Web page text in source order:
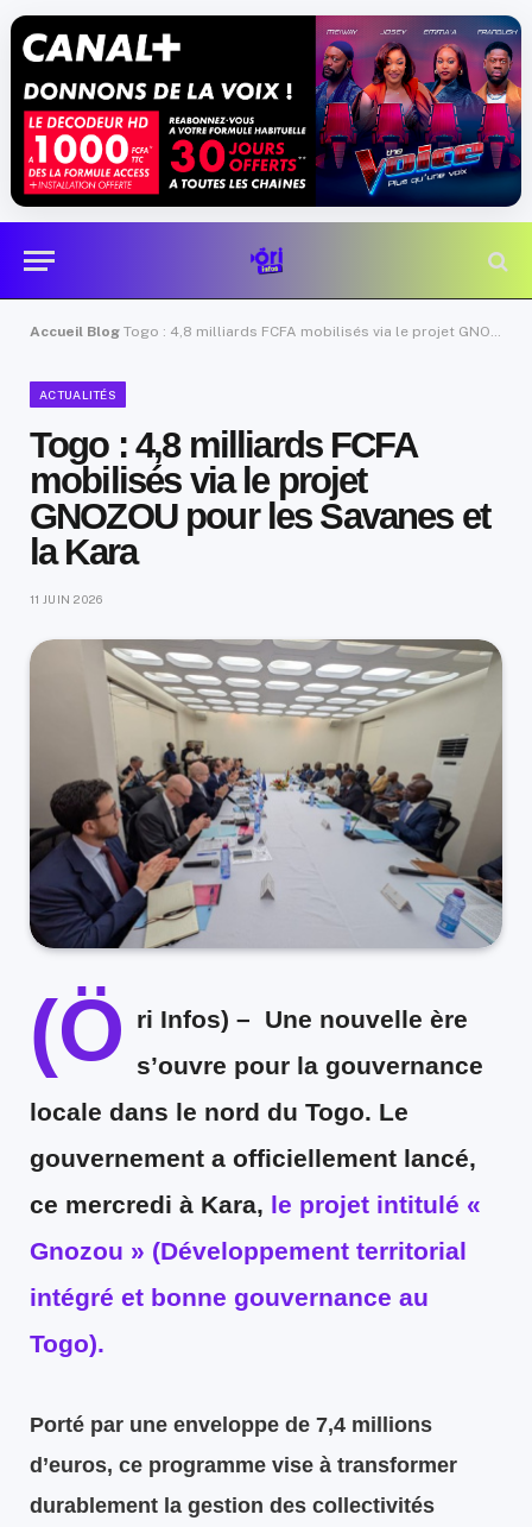
Accueil Blog Togo : 4,8 milliards FCFA mobilisés via le projet GNOZOU pour les Savanes et la Kara
ACTUALITÉS
Togo : 4,8 milliards FCFA
mobilisés via le projet
GNOZOU pour les Savanes et
la Kara
11 JUIN 2026
(Ö ri Infos) – Une nouvelle ère
s’ouvre pour la gouvernance
locale dans le nord du Togo. Le
gouvernement a officiellement lancé,
ce mercredi à Kara, le projet intitulé «
Gnozou » (Développement territorial
intégré et bonne gouvernance au
Togo).
Porté par une enveloppe de 7,4 millions
d’euros, ce programme vise à transformer
durablement la gestion des collectivités